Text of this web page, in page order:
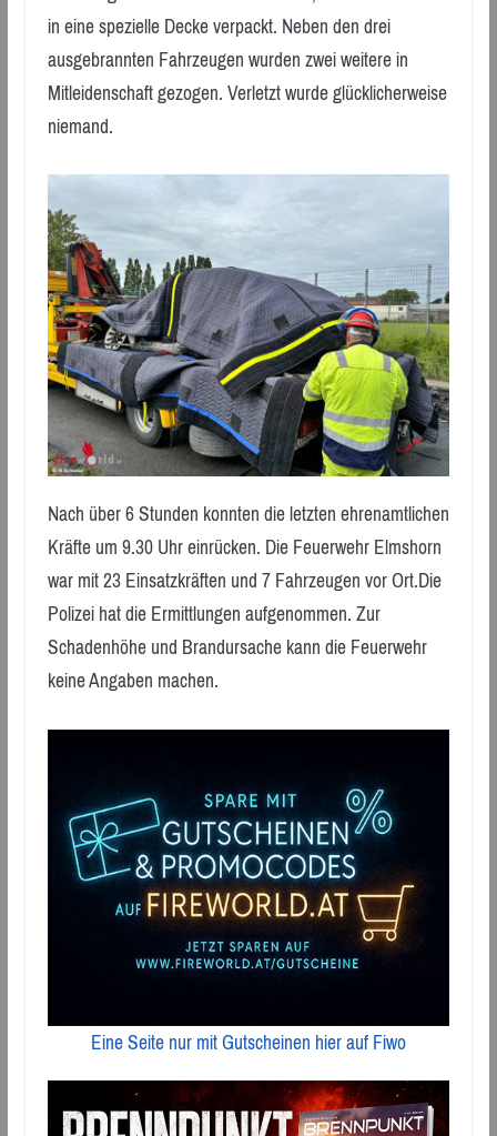
in eine spezielle Decke verpackt. Neben den drei
ausgebrannten Fahrzeugen wurden zwei weitere in
Mitleidenschaft gezogen. Verletzt wurde glücklicherweise
niemand.
Nach über 6 Stunden konnten die letzten ehrenamtlichen
Kräfte um 9.30 Uhr einrücken. Die Feuerwehr Elmshorn
war mit 23 Einsatzkräften und 7 Fahrzeugen vor Ort.Die
Polizei hat die Ermittlungen aufgenommen. Zur
Schadenhöhe und Brandursache kann die Feuerwehr
keine Angaben machen.
Eine Seite nur mit Gutscheinen hier auf Fiwo